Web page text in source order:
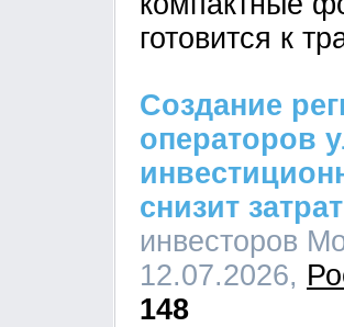
готовится к
Создание
операторов
снизит
инвесторов
12.07.2026,
148